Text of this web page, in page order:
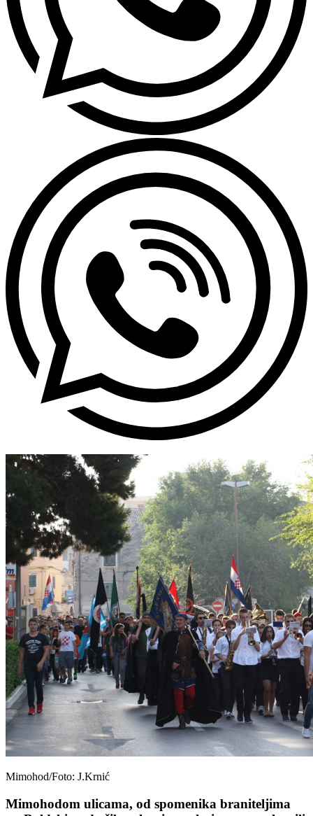
Mimohod/Foto: J.Krnić
Mimohodom ulicama, od spomenika braniteljima